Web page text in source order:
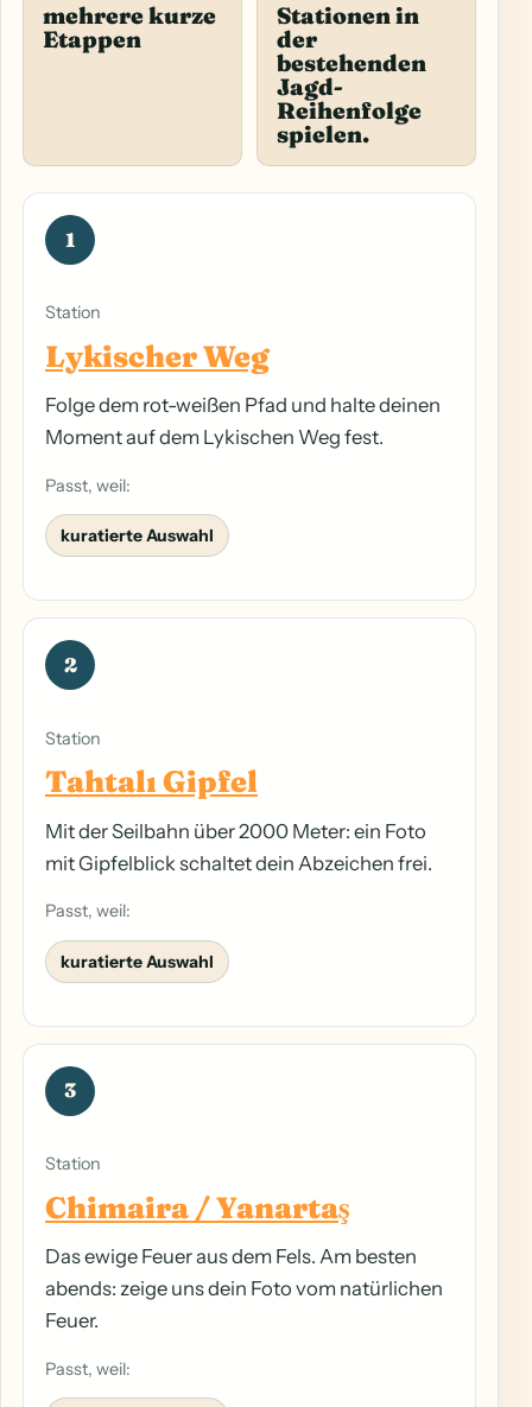
mehrere kurze
Etappen
Stationen in
der
bestehenden
Jagd-
Reihenfolge
spielen.
1
Station
Lykischer Weg
Folge dem rot-weißen Pfad und halte deinen
Moment auf dem Lykischen Weg fest.
Passt, weil:
kuratierte Auswahl
2
Station
Tahtalı Gipfel
Mit der Seilbahn über 2000 Meter: ein Foto
mit Gipfelblick schaltet dein Abzeichen frei.
Passt, weil:
kuratierte Auswahl
3
Station
Chimaira / Yanartaş
Das ewige Feuer aus dem Fels. Am besten
abends: zeige uns dein Foto vom natürlichen
Feuer.
Passt, weil: